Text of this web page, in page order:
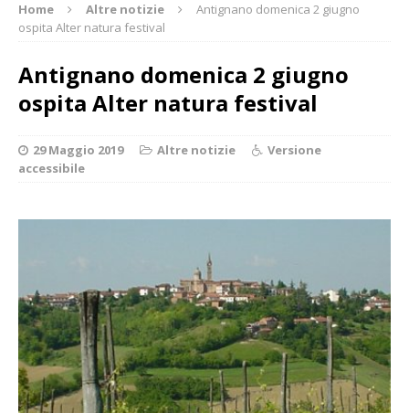
Home Altre notizie
Antignano domenica 2 giugno
ospita Alter natura festival
Antignano domenica 2 giugno
ospita Alter natura festival
29 Maggio 2019 Altre notizie
Versione
accessibile